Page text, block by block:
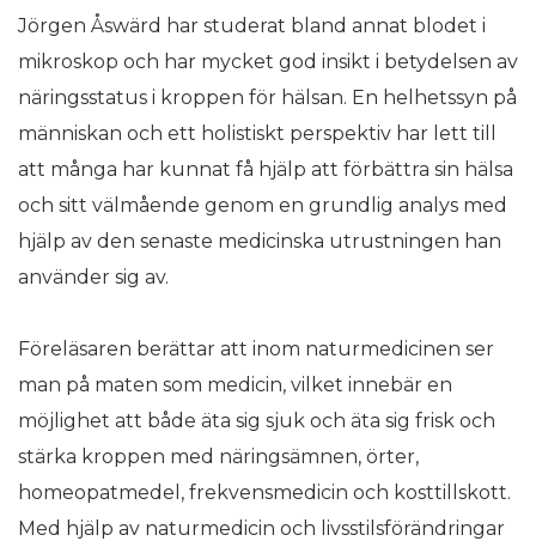
Jörgen Åswärd har studerat bland annat blodet i
mikroskop och har mycket god insikt i betydelsen av
näringsstatus i kroppen för hälsan. En helhetssyn på
människan och ett holistiskt perspektiv har lett till
att många har kunnat få hjälp att förbättra sin hälsa
och sitt välmående genom en grundlig analys med
hjälp av den senaste medicinska utrustningen han
använder sig av.
Föreläsaren berättar att inom naturmedicinen ser
man på maten som medicin, vilket innebär en
möjlighet att både äta sig sjuk och äta sig frisk och
stärka kroppen med näringsämnen, örter,
homeopatmedel, frekvensmedicin och kosttillskott.
Med hjälp av naturmedicin och livsstilsförändringar